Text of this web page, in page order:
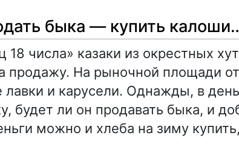
быка — купить
числа» казаки из окрестных
продажу. На рыночной площади
лавки и карусели. Однажды, в
будет ли он продавать быка, и
можно и хлеба на зиму